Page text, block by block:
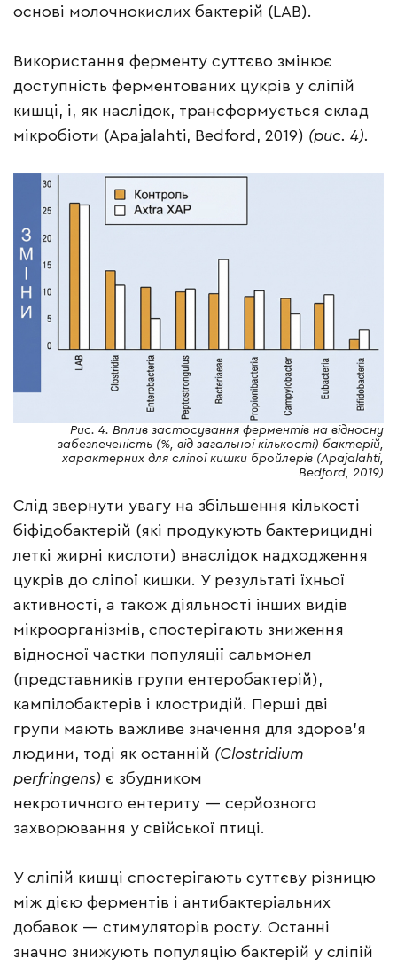
основі молочнокислих бактерій (LAB).
Використання ферменту суттєво змінює
доступність ферментованих цукрів у сліпій
кишці, і, як наслідок, трансформується склад
мікробіоти (Apajalahti, Bedford, 2019) (рис. 4).
Рис. 4. Вплив застосування ферментів на відносну
забезпеченість (%, від загальної кількості) бактерій,
характерних для сліпої кишки бройлерів (Apajalahti,
Bedford, 2019)
Слід звернути увагу на збільшення кількості
біфідобактерій (які продукують бактерицидні
леткі жирні кислоти) внаслідок надходження
цукрів до сліпої кишки. У результаті їхньої
активності, а також діяльності інших видів
мікроорганізмів, спостерігають зниження
відносної частки популяції сальмонел
(представників групи ентеробактерій),
кампілобактерів і клостридій. Перші дві
групи мають важливе значення для здоров’я
людини, тоді як останній (Clostridium
perfringens) є збудником
некротичного ентериту — серйозного
захворювання у свійської птиці.
У сліпій кишці спостерігають суттєву різницю
між дією ферментів і антибактеріальних
добавок — стимуляторів росту. Останні
значно знижують популяцію бактерій у сліпій